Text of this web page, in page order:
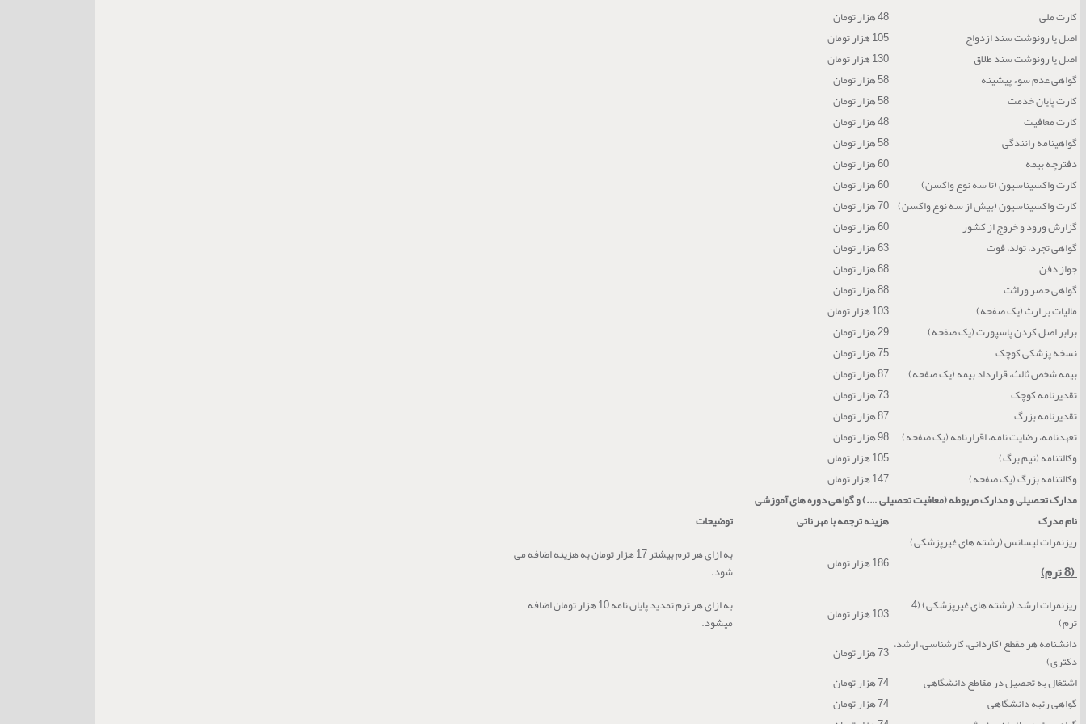
کارت ملی
48 هزار تومان
اصل یا رونوشت سند ازدواج
105 هزار تومان
اصل یا رونوشت سند طلاق
130 هزار تومان
گواهی عدم سوء پیشینه
58 هزار تومان
کارت پایان خدمت
58 هزار تومان
کارت معافیت
48 هزار تومان
گواهینامه رانندگی
58 هزار تومان
دفترچه بیمه
60 هزار تومان
کارت واکسیناسیون (تا سه نوع واکسن)
60 هزار تومان
کارت واکسیناسیون (بیش از سه نوع واکسن) 70 هزار تومان
گزارش ورود و خروج از کشور
60 هزار تومان
گواهی تجرد، تولد، فوت
63 هزار تومان
جواز دفن
68 هزار تومان
گواهی حصر وراثت
88 هزار تومان
مالیات بر ارث (یک صفحه)
103 هزار تومان
برابر اصل کردن پاسپورت (یک صفحه)
29 هزار تومان
نسخه پزشکی کوچک
75 هزار تومان
بیمه شخص ثالث، قرارداد بیمه (یک صفحه)
87 هزار تومان
تقدیرنامه کوچک
73 هزار تومان
تقدیرنامه بزرگ
87 هزار تومان
تعهدنامه، رضایت نامه، اقرارنامه (یک صفحه)
98 هزار تومان
وکالتنامه (نیم برگ)
105 هزار تومان
وکالتنامه بزرگ (یک صفحه)
147 هزار تومان
مدارک تحصیلی و مدارک مربوطه (معافیت تحصیلی ….) و گواهی دوره های آموزشی
نام مدرک
هزینه ترجمه با مهر ناتی
توضیحات
ریزنمرات لیسانس (رشته های غیرپزشکی)
(8 ترم) 186 هزار تومان
به ازای هر ترم بیشتر 17 هزار تومان به هزینه اضافه می
شود.
ریزنمرات ارشد (رشته های غیرپزشکی) (4
ترم)
103 هزار تومان
به ازای هر ترم تمدید پایان نامه 10 هزار تومان اضافه
میشود.
دانشنامه هر مقطع (کاردانی، کارشناسی، ارشد،
دکتری)
73 هزار تومان
اشتغال به تحصیل در مقاطع دانشگاهی
74 هزار تومان
گواهی رتبه دانشگاهی
74 هزار تومان